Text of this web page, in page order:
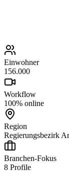
Einwohner
156.000
Workflow
100% online
Region
Regierungsbezirk
Branchen-Fokus
8 Profile